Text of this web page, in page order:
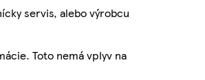
servis, alebo výrobcu
Toto nemá vplyv na